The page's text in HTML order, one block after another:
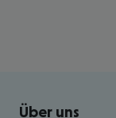
Footer
Über uns